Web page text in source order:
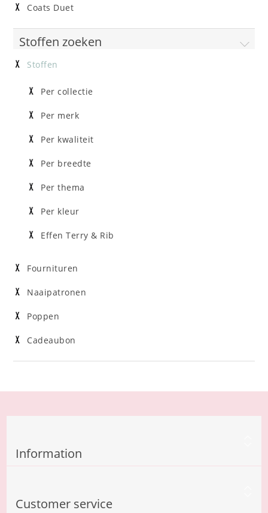
Coats Duet
Stoffen zoeken
Stoffen
Per collectie
Per merk
Per kwaliteit
Per breedte
Per thema
Per kleur
Effen Terry & Rib
Fournituren
Naaipatronen
Poppen
Cadeaubon
Information
Customer service